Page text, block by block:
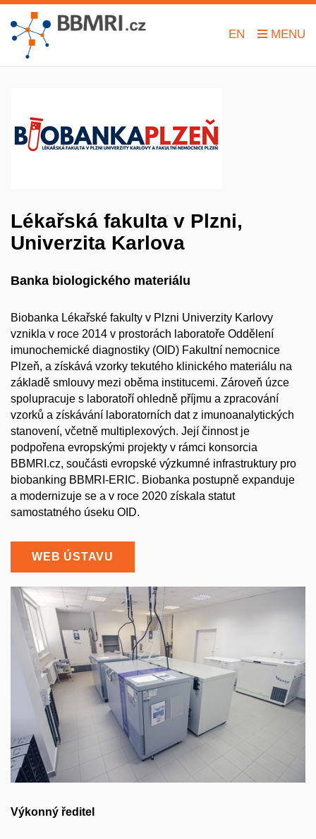
EN
Lékařská fakulta v Plzni,
Univerzita Karlova
Banka biologického materiálu
Biobanka Lékařské fakulty v Plzni Univerzity Karlovy
vznikla v roce 2014 v prostorách laboratoře Oddělení
imunochemické diagnostiky (OID) Fakultní nemocnice
Plzeň, a získává vzorky tekutého klinického materiálu na
základě smlouvy mezi oběma institucemi. Zároveň úzce
spolupracuje s laboratoří ohledně příjmu a zpracování
vzorků a získávání laboratorních dat z imunoanalytických
stanovení, včetně multiplexových. Její činnost je
podpořena evropskými projekty v rámci konsorcia
BBMRI.cz, součásti evropské výzkumné infrastruktury pro
biobanking BBMRI-ERIC. Biobanka postupně expanduje
a modernizuje se a v roce 2020 získala statut
samostatného úseku OID.
WEB ÚSTAVU
Výkonný ředitel